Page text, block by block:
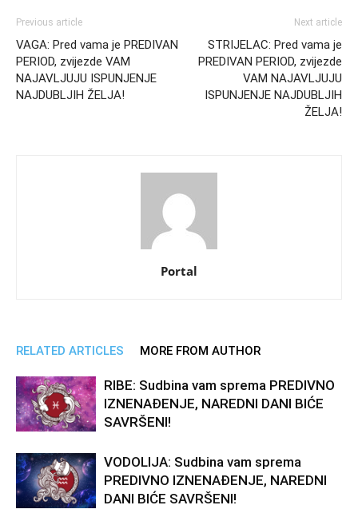
Previous article
VAGA: Pred vama je PREDIVAN
PERIOD, zvijezde VAM
NAJAVLJUJU ISPUNJENJE
NAJDUBLJIH ŽELJA!
Next article
STRIJELAC: Pred vama je
PREDIVAN PERIOD, zvijezde
VAM NAJAVLJUJU
ISPUNJENJE NAJDUBLJIH
ŽELJA!
Portal
RELATED ARTICLES MORE FROM AUTHOR
RIBE: Sudbina vam sprema PREDIVNO
IZNENAĐENJE, NAREDNI DANI BIĆE
SAVRŠENI!
VODOLIJA: Sudbina vam sprema
PREDIVNO IZNENAĐENJE, NAREDNI
DANI BIĆE SAVRŠENI!